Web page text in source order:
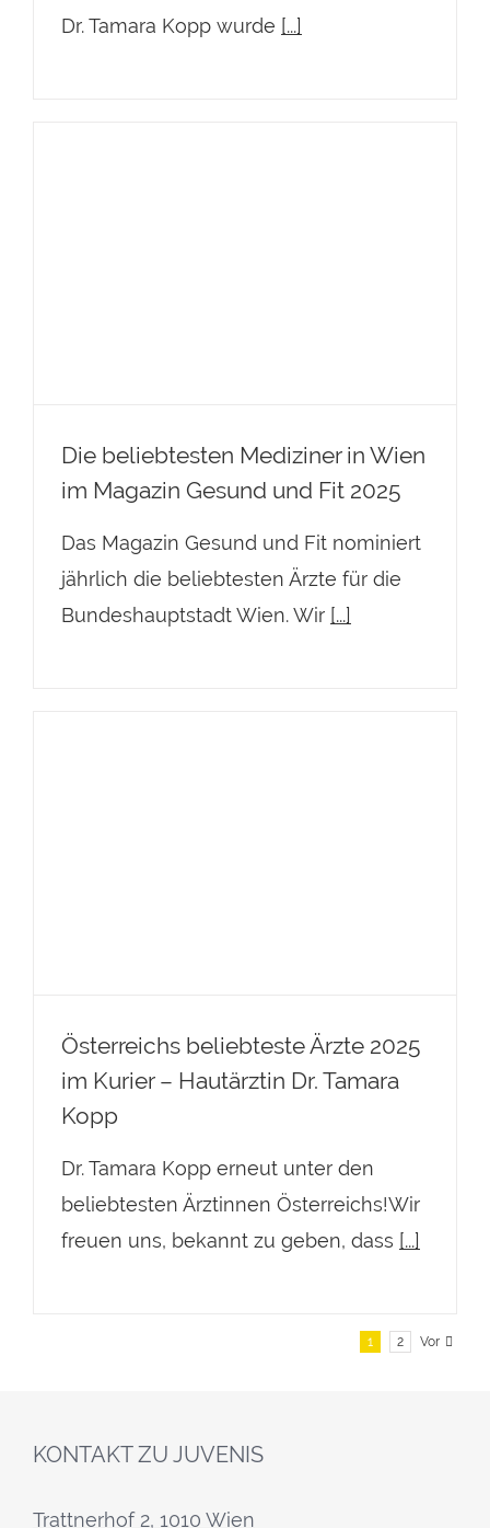
Dr. Tamara Kopp wurde [...]
Die beliebtesten Mediziner in Wien
im Magazin Gesund und Fit 2025
Das Magazin Gesund und Fit nominiert
jährlich die beliebtesten Ärzte für die
Bundeshauptstadt Wien. Wir [...]
Österreichs beliebteste Ärzte 2025
im Kurier – Hautärztin Dr. Tamara
Kopp
Dr. Tamara Kopp erneut unter den
beliebtesten Ärztinnen Österreichs!Wir
freuen uns, bekannt zu geben, dass [...]
1 2 Vor
KONTAKT ZU JUVENIS
Trattnerhof 2, 1010 Wien